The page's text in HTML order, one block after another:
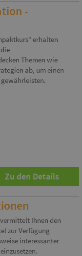
-
erhalten
Themen wie
ab, um einen
Zu den Details
Ihnen den
zur Verfügung
interessanter